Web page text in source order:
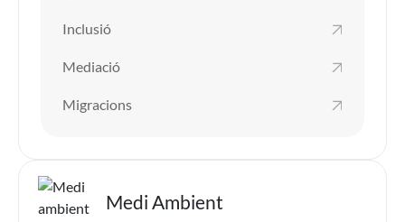
Inclusió
Mediació
Migracions
Medi Ambient
Imatge